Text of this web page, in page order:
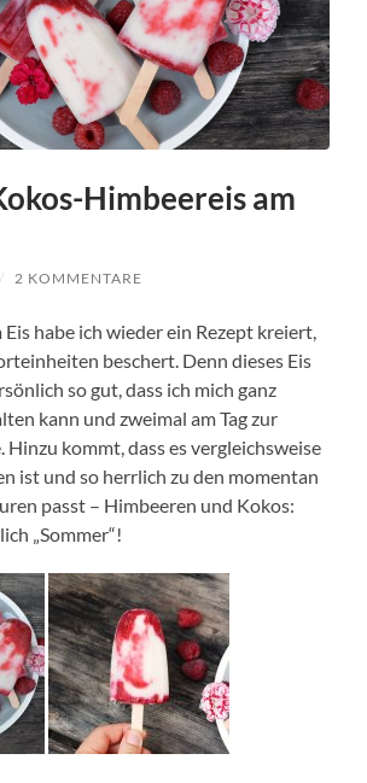
Himbeereis am
/ 2 KOMMENTARE
habe ich wieder ein Rezept kreiert,
beschert. Denn dieses Eis
so gut, dass ich mich ganz
kann und zweimal am Tag zur
kommt, dass es vergleichsweise
ist und so herrlich zu den momentan
passt – Himbeeren und Kokos:
„Sommer“!